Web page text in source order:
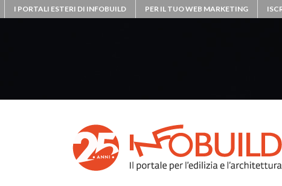
I PORTALI ESTERI DI INFOBUILD PER IL TUO WEB MARKETING